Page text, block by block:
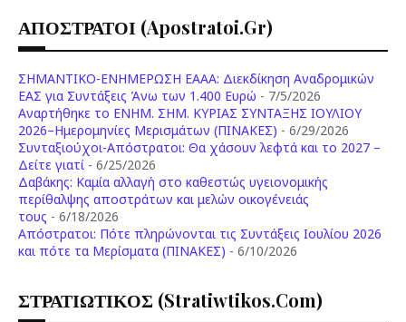
ΑΠΟΣΤΡΑΤΟΙ (apostratoi.gr)
ΣΗΜΑΝΤΙΚΟ-ΕΝΗΜΕΡΩΣΗ ΕΑΑΑ: Διεκδίκηση Αναδρομικών
ΕΑΣ για Συντάξεις Άνω των 1.400 Ευρώ - 7/5/2026
Aναρτήθηκε το ENHM. ΣΗΜ. ΚΥΡΙΑΣ ΣΥΝΤΑΞΗΣ ΙΟΥΛΙΟΥ
2026–Ημερομηνίες Μερισμάτων (ΠΙΝΑΚΕΣ) - 6/29/2026
Συνταξιούχοι-Απόστρατοι: Θα χάσουν λεφτά και το 2027 –
Δείτε γιατί - 6/25/2026
Δαβάκης: Καμία αλλαγή στο καθεστώς υγειονομικής
περίθαλψης αποστράτων και μελών οικογένειάς
τους - 6/18/2026
Aπόστρατοι: Πότε πληρώνονται τις Συντάξεις Ιουλίου 2026
και πότε τα Μερίσματα (ΠΙΝΑΚΕΣ) - 6/10/2026
ΣΤΡΑΤΙΩΤΙΚΟΣ (stratiwtikos.com)